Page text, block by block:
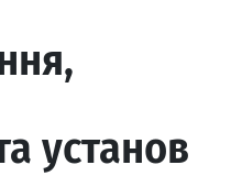
установ